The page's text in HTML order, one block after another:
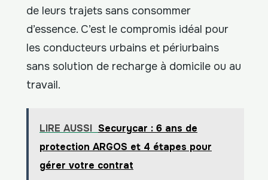
de leurs trajets sans consommer
d’essence. C’est le compromis idéal pour
les conducteurs urbains et périurbains
sans solution de recharge à domicile ou au
travail.
LIRE AUSSI Securycar : 6 ans de
protection ARGOS et 4 étapes pour
gérer votre contrat